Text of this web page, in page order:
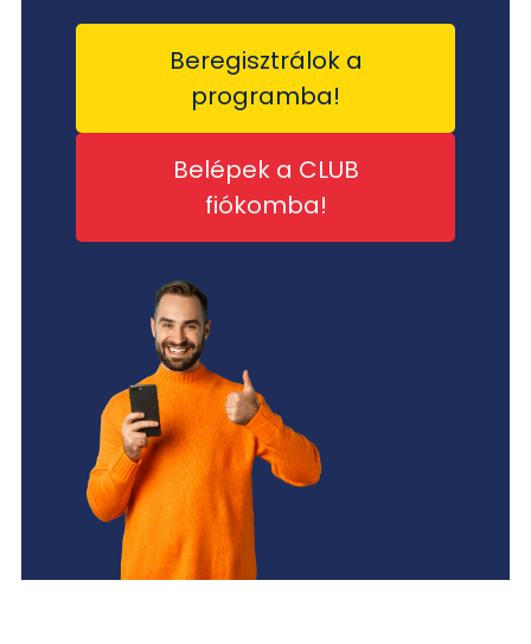
Beregisztrálok a
programba!
Belépek a CLUB
fiókomba!